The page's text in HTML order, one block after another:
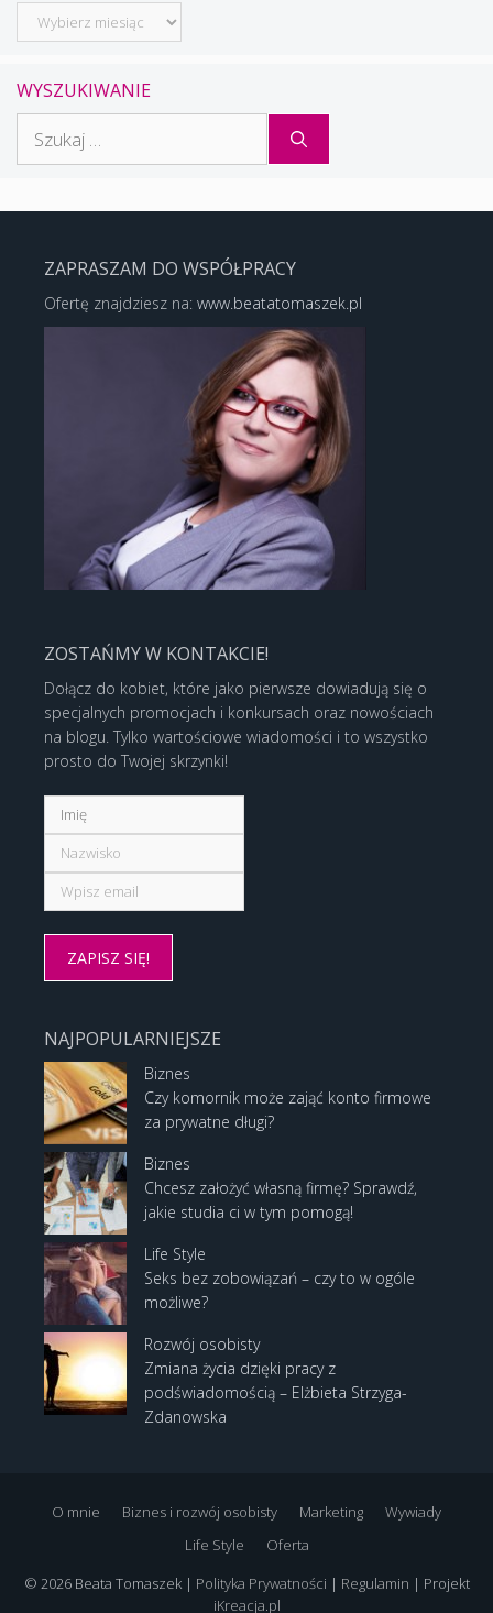
Archiwum
WYSZUKIWANIE
ZAPRASZAM DO WSPÓŁPRACY
Ofertę znajdziesz na: www.beatatomaszek.pl
ZOSTAŃMY W KONTAKCIE!
Dołącz do kobiet, które jako pierwsze dowiadują się o
specjalnych promocjach i konkursach oraz nowościach
na blogu. Tylko wartościowe wiadomości i to wszystko
prosto do Twojej skrzynki!
NAJPOPULARNIEJSZE
Biznes
Czy komornik może zająć konto firmowe
za prywatne długi?
Biznes
Chcesz założyć własną firmę? Sprawdź,
jakie studia ci w tym pomogą!
Life Style
Seks bez zobowiązań – czy to w ogóle
możliwe?
Rozwój osobisty
Zmiana życia dzięki pracy z
podświadomością – Elżbieta Strzyga-
Zdanowska
O mnie Biznes i rozwój osobisty Marketing
Wywiady
Life Style
Oferta
© 2026 Beata Tomaszek | Polityka Prywatności | Regulamin | Projekt
iKreacja.pl